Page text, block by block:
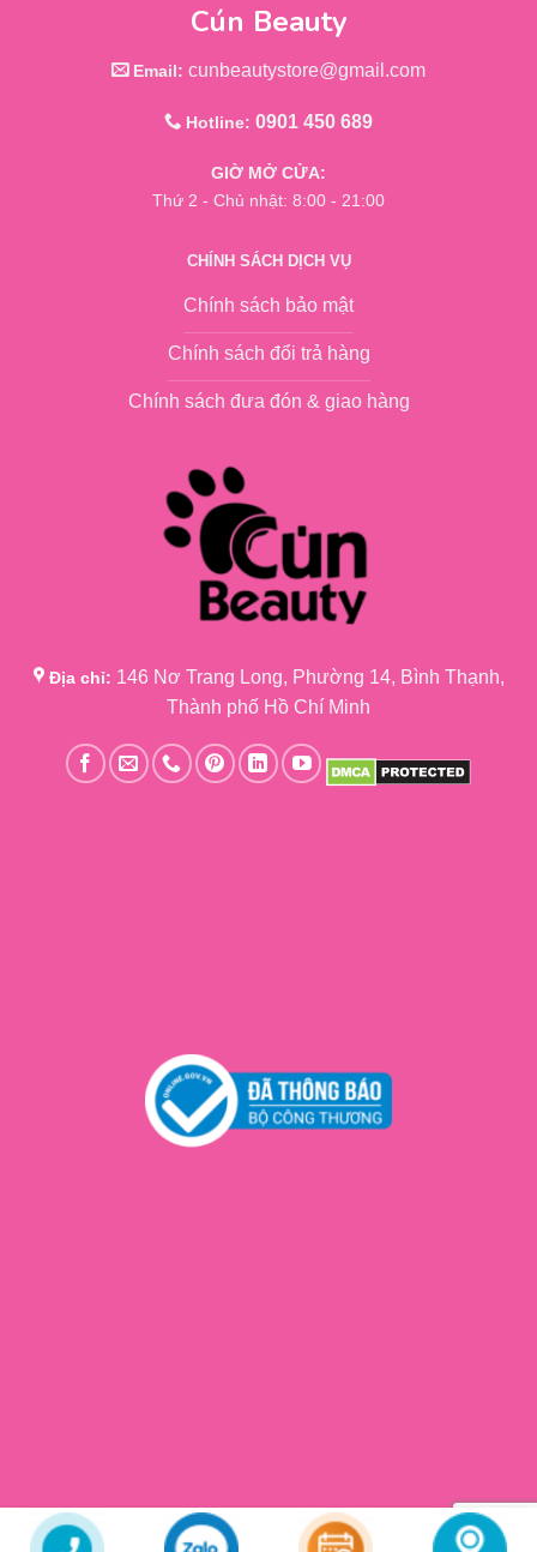
Cún Beauty
Email: cunbeautystore@gmail.com
Hotline: 0901 450 689
GIỜ MỞ CỬA:
Thứ 2 - Chủ nhật: 8:00 - 21:00
CHÍNH SÁCH DỊCH VỤ
Chính sách bảo mật
Chính sách đổi trả hàng
Chính sách đưa đón & giao hàng
Địa chỉ: 146 Nơ Trang Long, Phường 14, Bình Thạnh,
Thành phố Hồ Chí Minh
Copyright 2026 © Cún Beauty
© All rights reserved. Web Design